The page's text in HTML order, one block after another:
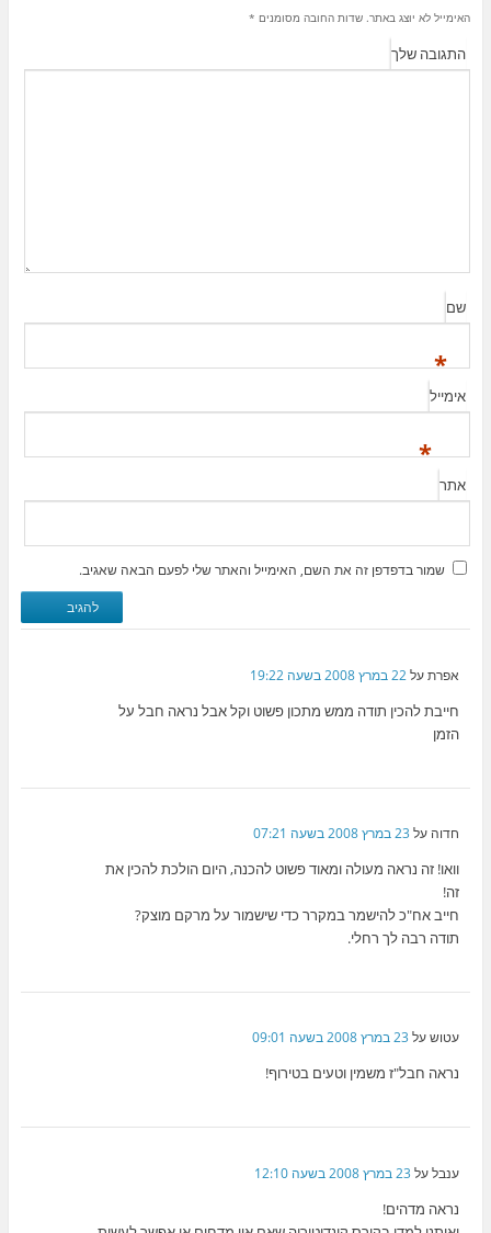
האימייל לא יוצג באתר.שדות החובה מסומנים *
התגובה שלך
שם
*
אימייל
*
אתר
שמור בדפדפן זה את השם, האימייל והאתר שלי לפעם הבאה שאגיב.
אפרתעל22 במרץ 2008 בשעה 19:22
חייבת להכין תודה ממש מתכון פשוט וקל אבל נראה חבל על
הזמן
חדוה על 23 במרץ 2008 בשעה 07:21
וואו! זה נראה מעולה ומאוד פשוט להכנה, היום הולכת להכין את
זה!
חייב אח"כ להישמר במקרר כדי שישמור על מרקם מוצק?
תודה רבה לך רחלי.
עטושעל 23 במרץ 2008 בשעה 09:01
נראה חבל"ז משמין וטעים בטירוף!
ענבלעל 23 במרץ 2008 בשעה 12:10
נראה מדהים!